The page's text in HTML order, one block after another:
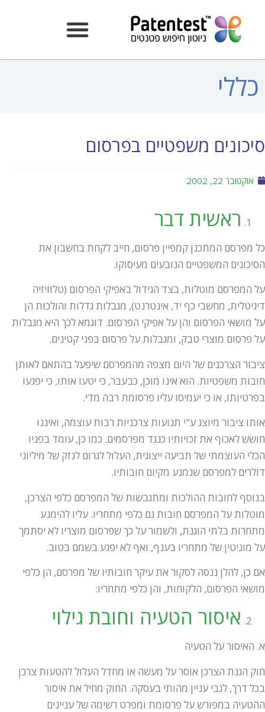
כללי
סיכונים משפטיים בפרסום
אוקטובר 22, 2002
ראשית דבר
כל מפרסם המתכנן קמפיין פרסום, חייב לקחת בחשבון את
הסיכונים המשפטיים הנובעים מעיסוקו.
על המפרסם מוטלות, בצד הגידול באפיקי הפרסום (טלוויזיה
דיגיטלית, מחשבי כף יד, אינטרנט), מגבלות גדלות והולכות הן
על מושאי הפרסום והן על אפיקי הפרסום. דוגמא לכך היא מגבלות
על פרסום מוצרי טבק, ומגבלות על פרסום בפני קטינים.
ציבור הצרכנים של היום מצפה מהמפרסם שיפעל בהתאם לאותן
חובות משפטיות. הוא אינו מוכן, כבעבר, כי יטעו אותו, כי יפגעו
בפרטיותו, או כי יעמיסו עליו פרסומת רבה מדי.
אותו ציבור מיוצג ע"י תנועות צרכניות רבות עוצמה, ואיננו
חושש לאכוף את זכויותיו כנגד מפרסמים. כמו כן, עומד בפניו
הכלי העוצמתי של תביעה ייצוגית, העלול לגרום לנזק של מיליוני
דולרים למפרסם שנמנע מקיום חובותיו.
בנוסף לחובות ההולכות ומתגבשות של המפרסם כלפי הצרכן,
מוטלות על המפרסם חובות גם כלפי מתחריו. עליו להימנע
מתחרות בלתי הוגנת, ולשמור על כך שפרסום מוצריו לא יסתמך
על מוניטין של מתחריו בענף, ואף לא יפגע בשמם בטוב.
אם כן, להלן ננסה לסקור את עיקר חובותיו של מפרסם, הן כלפי
מושאי הפרסום, הלקוחות, והן כלפי מתחריו:
איסור הטעיה וחובת גילוי
א. האיסור על הטעיה
חוק הגנת הצרכן אוסר על מעשה או מחדל העלול להטעות צרכן
בכל דרך, לגבי עניין מהותי בעסקה. החוק מחיל את איסור
ההטעיה במפורש על פרסומת ומפרט רשימה של עניינים